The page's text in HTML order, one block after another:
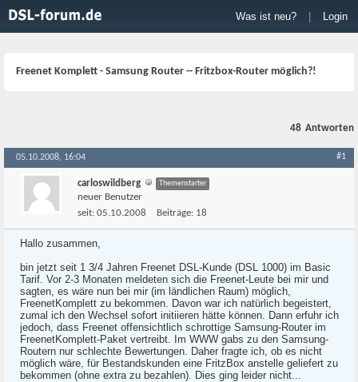
Was ist neu? Login
Freenet Komplett - Samsung Router -- Fritzbox-Router möglich?!
48 Antworten
05.10.2008, 16:04 #1
carloswildberg Themenstarter
neuer Benutzer
seit: 05.10.2008 Beiträge: 18
Hallo zusammen,
bin jetzt seit 1 3/4 Jahren Freenet DSL-Kunde (DSL 1000) im Basic
Tarif. Vor 2-3 Monaten meldeten sich die Freenet-Leute bei mir und
sagten, es wäre nun bei mir (im ländlichen Raum) möglich,
FreenetKomplett zu bekommen. Davon war ich natürlich begeistert,
zumal ich den Wechsel sofort initiieren hätte können. Dann erfuhr ich
jedoch, dass Freenet offensichtlich schrottige Samsung-Router im
FreenetKomplett-Paket vertreibt. Im WWW gabs zu den Samsung-
Routern nur schlechte Bewertungen. Daher fragte ich, ob es nicht
möglich wäre, für Bestandskunden eine FritzBox anstelle geliefert zu
bekommen (ohne extra zu bezahlen). Dies ging leider nicht...